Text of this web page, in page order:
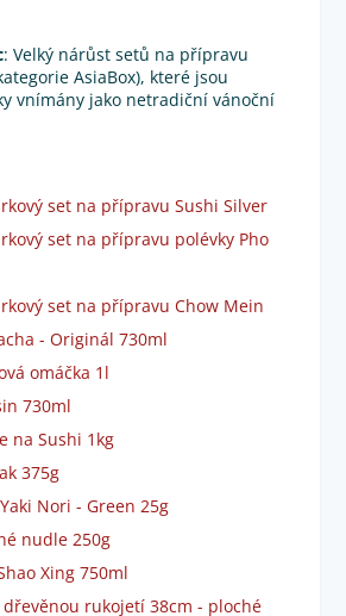
: Velký nárůst setů na přípravu
AsiaBox), které jsou
vnímány jako netradiční vánoční
set na přípravu Sushi Silver
set na přípravu polévky Pho
set na přípravu Chow Mein
- Originál 730ml
omáčka 1l
730ml
na Sushi 1kg
375g
Nori - Green 25g
nudle 250g
Xing 750ml
dřevěnou rukojetí 38cm - ploché